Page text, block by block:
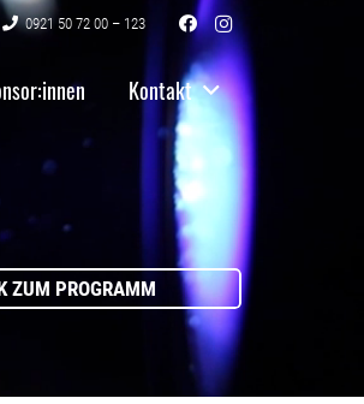
0921 50 72 00 – 123
Kontakt
ZUM PROGRAMM